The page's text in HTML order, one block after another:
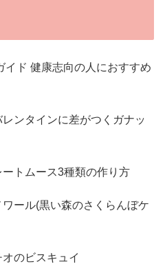
イド 健康志向の人におすすめ
レンタインに差がつくガナッ
ートムース3種類の作り方
ワール(黒い森のさくらんぼケ
オのビスキュイ